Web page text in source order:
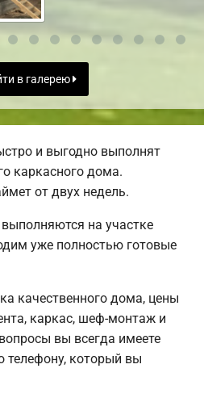
в галерею
и выгодно выполнят
каркасного дома.
от двух недель.
на участке
уже полностью готовые
качественного дома, цены
каркас, шеф-монтаж и
вы всегда имеете
телефону, который вы